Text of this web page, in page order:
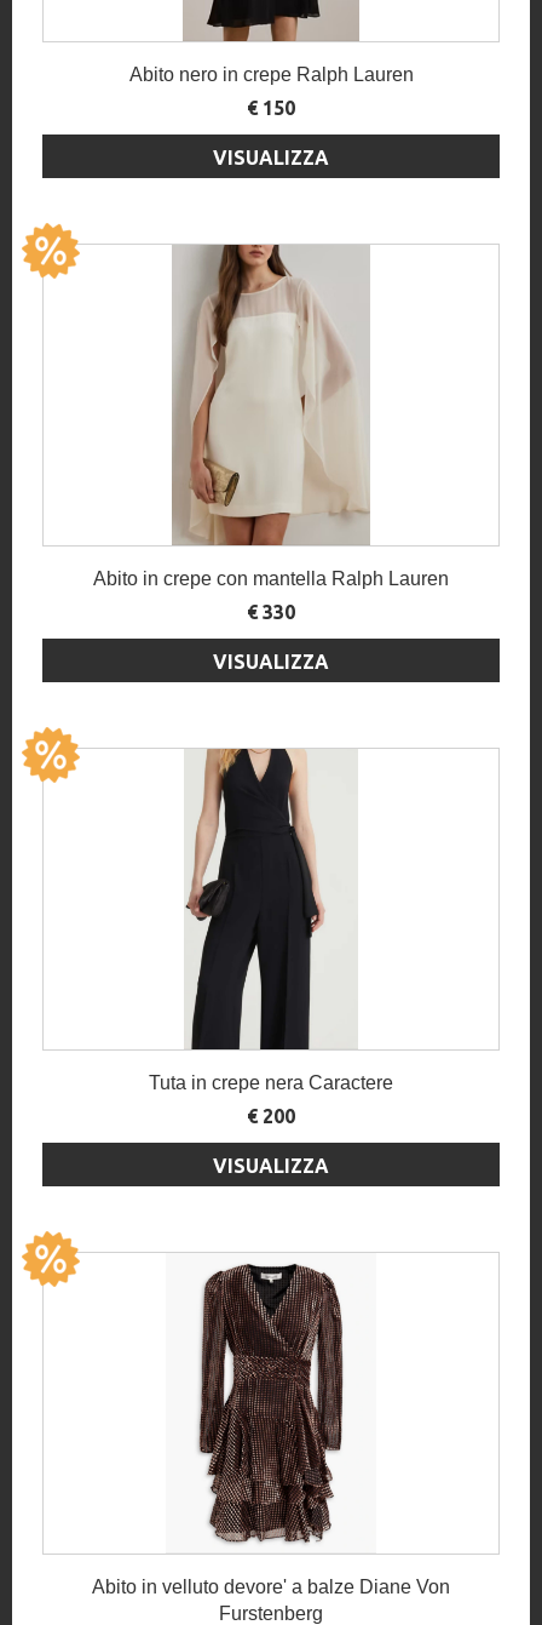
Abito nero in crepe Ralph Lauren
€ 150
VISUALIZZA
Abito in crepe con mantella Ralph Lauren
€ 330
VISUALIZZA
Tuta in crepe nera Caractere
€ 200
VISUALIZZA
Abito in velluto devore' a balze Diane Von
Furstenberg